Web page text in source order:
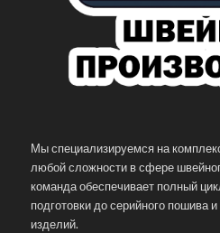
Мы специализируемся на
любой сложности в сфере
команда обеспечивает полный
подготовки до серийного пошива
изделий.